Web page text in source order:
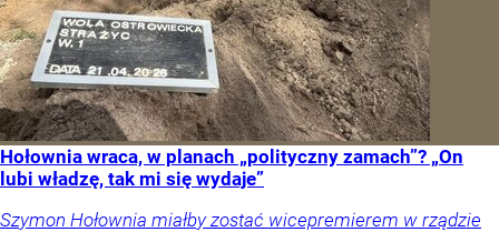
Hołownia wraca, w planach „polityczny zamach”? „On
lubi władzę, tak mi się wydaje”
Szymon Hołownia miałby zostać wicepremierem w rządzie